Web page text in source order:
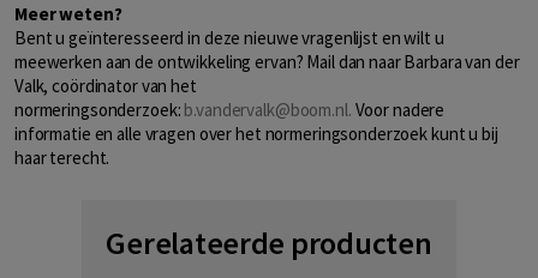
Meer weten?
Bent u geïnteresseerd in deze nieuwe vragenlijst en wilt u
meewerken aan de ontwikkeling ervan? Mail dan naar Barbara van der
Valk, coördinator van het
normeringsonderzoek: b.vandervalk@boom.nl. Voor nadere
informatie en alle vragen over het normeringsonderzoek kunt u bij
haar terecht.
Gerelateerde producten